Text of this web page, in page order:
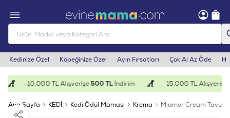
Kedinize Özel Köpeğinize Özel Ayın Fırsatları Çok Al Az Öde
10.000 TL Alışverişe500 TLİndirim 15.000 TL Alışverişe
Ana Sayfa KEDİ Kedi Ödül Maması Krema
Miamor Cream